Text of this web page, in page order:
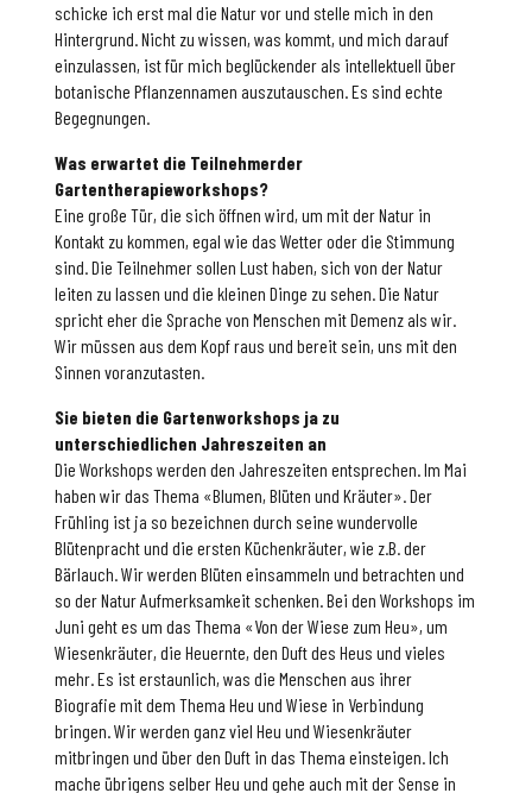
schicke ich erst mal die Natur vor und stelle mich in den
Hintergrund. Nicht zu wissen, was kommt, und mich darauf
einzulassen, ist für mich beglückender als intellektuell über
botanische Pflanzennamen auszutauschen. Es sind echte
Begegnungen.
Was erwartet die Teilnehmerder
Gartentherapieworkshops?
Eine große Tür, die sich öffnen wird, um mit der Natur in
Kontakt zu kommen, egal wie das Wetter oder die Stimmung
sind. Die Teilnehmer sollen Lust haben, sich von der Natur
leiten zu lassen und die kleinen Dinge zu sehen. Die Natur
spricht eher die Sprache von Menschen mit Demenz als wir.
Wir müssen aus dem Kopf raus und bereit sein, uns mit den
Sinnen voranzutasten.
Sie bieten die Gartenworkshops ja zu
unterschiedlichen Jahreszeiten an
Die Workshops werden den Jahreszeiten entsprechen. Im Mai
haben wir das Thema «Blumen, Blüten und Kräuter». Der
Frühling ist ja so bezeichnen durch seine wundervolle
Blütenpracht und die ersten Küchenkräuter, wie z.B. der
Bärlauch. Wir werden Blüten einsammeln und betrachten und
so der Natur Aufmerksamkeit schenken. Bei den Workshops im
Juni geht es um das Thema «Von der Wiese zum Heu», um
Wiesenkräuter, die Heuernte, den Duft des Heus und vieles
mehr. Es ist erstaunlich, was die Menschen aus ihrer
Biografie mit dem Thema Heu und Wiese in Verbindung
bringen. Wir werden ganz viel Heu und Wiesenkräuter
mitbringen und über den Duft in das Thema einsteigen. Ich
mache übrigens selber Heu und gehe auch mit der Sense in